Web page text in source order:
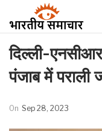
दिल्ली-
पंजाब में
On Sep 28, 2023